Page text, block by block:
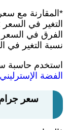
*المقارنة مع
التغير في
الفرق في السعر : +0.482
نسبة التغير في السعر
استخدم حاسبة
الفضة الإسترليني عيار